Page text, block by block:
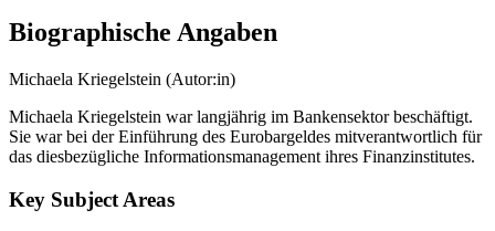
Biographische Angaben
Michaela Kriegelstein (Autor:in)
Michaela Kriegelstein war langjährig im Bankensektor beschäftigt.
Sie war bei der Einführung des Eurobargeldes mitverantwortlich für
das diesbezügliche Informationsmanagement ihres Finanzinstitutes.
Key Subject Areas